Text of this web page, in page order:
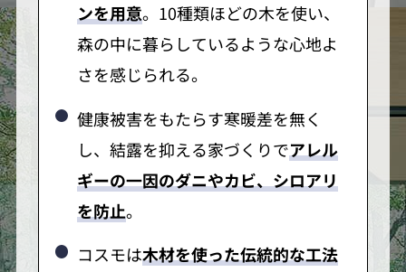
ンを用意。10種類ほどの木を使い、
森の中に暮らしているような心地よ
さを感じられる。
健康被害をもたらす寒暖差を無く
し、結露を抑える家づくりでアレル
ギーの一因のダニやカビ、シロアリ
を防止。
コスモは木材を使った伝統的な工法